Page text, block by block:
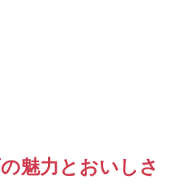
魅力とおいしさ